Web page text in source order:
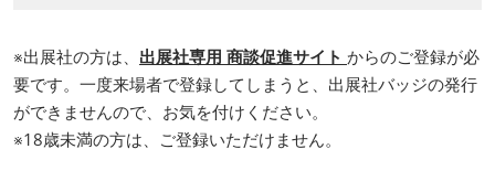
※出展社の方は、 出展社専用 商談促進サイト からのご登録が必
要です。一度来場者で登録してしまうと、出展社バッジの発行
ができませんので、お気を付けください。
※18歳未満の方は、ご登録いただけません。